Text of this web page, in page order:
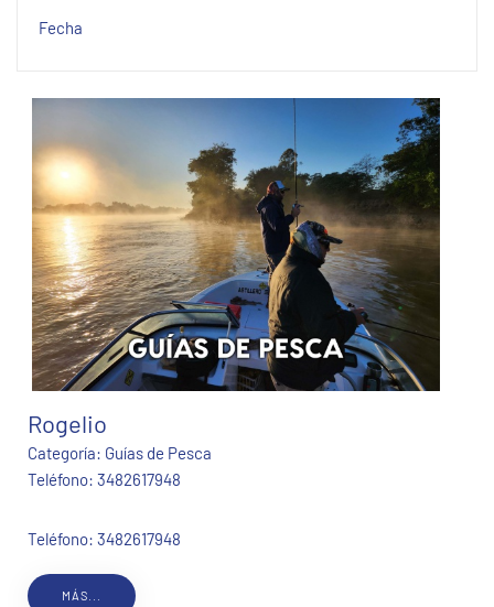
Fecha
Rogelio
Categoría: Guías de Pesca
Teléfono: 3482617948
Teléfono: 3482617948
MÁS...